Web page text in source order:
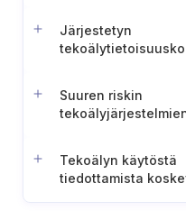
Järjestetyn
Suuren riskin
Tekoälyn käytöstä
tiedottamista